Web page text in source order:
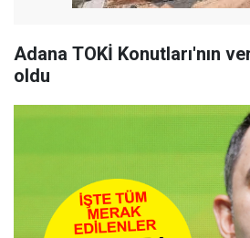
Adana TOKİ Konutları'nın
oldu